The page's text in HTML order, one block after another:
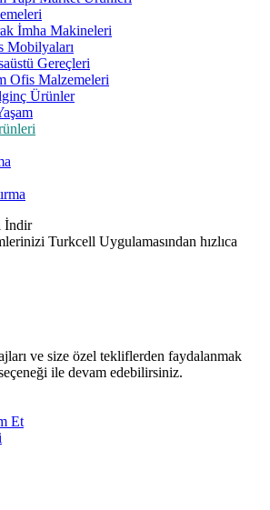
İmha Makineleri
Mobilyaları
Gereçleri
Ofis Malzemeleri
Ürünler
İndir
Turkcell Uygulamasından hızlıca
ve size özel tekliflerden faydalanmak
ile devam edebilirsiniz.
Et